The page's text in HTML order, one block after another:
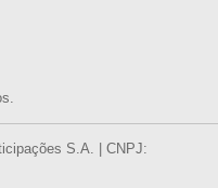
S.A. | CNPJ: